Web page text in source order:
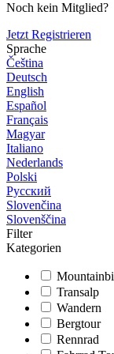
Noch kein Mitglied?
Jetzt Registrieren
Sprache
Čeština
Deutsch
English
Español
Français
Magyar
Italiano
Nederlands
Polski
Русский
Slovenčina
Slovenščina
Filter
Kategorien
Transalp
Wandern
Bergtour
Rennrad